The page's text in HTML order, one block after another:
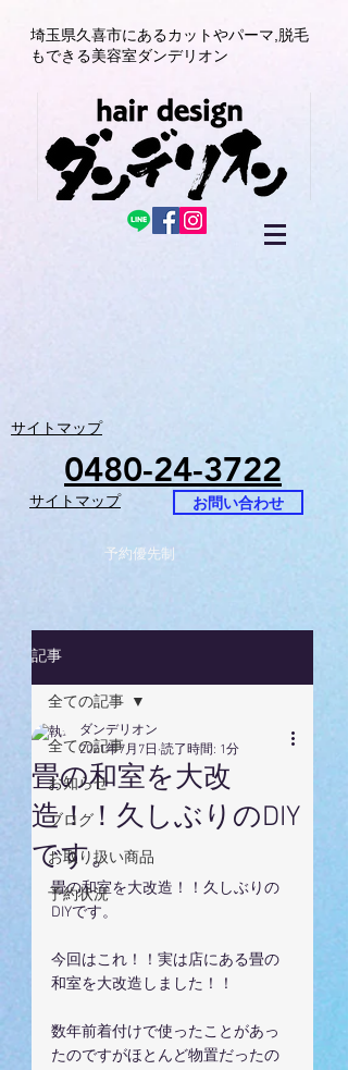
埼玉県久喜市にあるカットやパーマ, 脱毛
もできる美容室ダンデリオン
サイトマップ
0480-24-3722
サイトマップ お問い合わせ
予約優先制
記事
全ての記事
お知らせ
ブログ
お取り扱い商品
予約状況
全ての記事
畳の和室を大改
造！！久しぶりのDIY
です。
ダンデリオン
2021年7月7日 読了時間: 1分
畳の和室を大改造！！久しぶりの
DIYです。
今回はこれ！！実は店にある畳の
和室を大改造しました！！
数年前着付けで使ったことがあっ
たのですがほとんど物置だったの